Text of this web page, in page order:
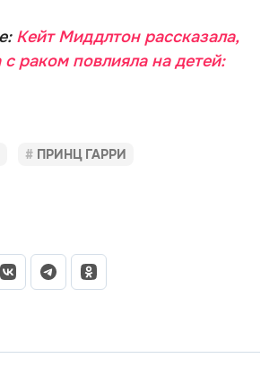
Кейт Миддлтон рассказала,
с раком повлияла на детей:
ПРИНЦ ГАРРИ